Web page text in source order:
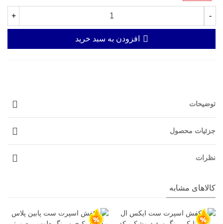
-
+
افزودن به سبد خرید
توضیحات
جزئیات محصول
نظرات
کالاهای مشابه